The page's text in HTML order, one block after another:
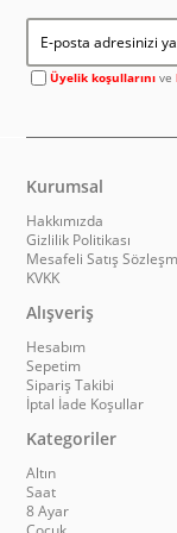
Üyelik koşullarını ve
Kurumsal
Hakkımızda
Gizlilik Politikası
Mesafeli Satış
KVKK
Alışveriş
Hesabım
Sepetim
Sipariş Takibi
İptal İade Koşullar
Kategoriler
Altın
Saat
8 Ayar